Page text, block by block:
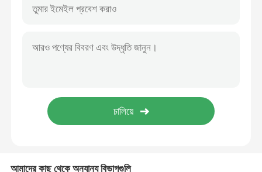
আমাদের কাছ থেকে অন্যান্য বিভাগগুলি